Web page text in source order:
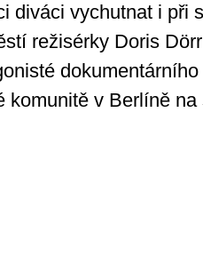
diváci vychutnat i při
režisérky Doris
dokumentárního
komunitě v Berlíně na